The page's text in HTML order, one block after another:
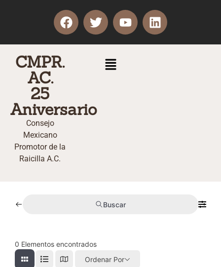
CMPR.
AC.
25
Aniversario
Consejo
Mexicano
Promotor de la
Raicilla A.C.
Buscar
0 Elementos encontrados
Ordenar Por